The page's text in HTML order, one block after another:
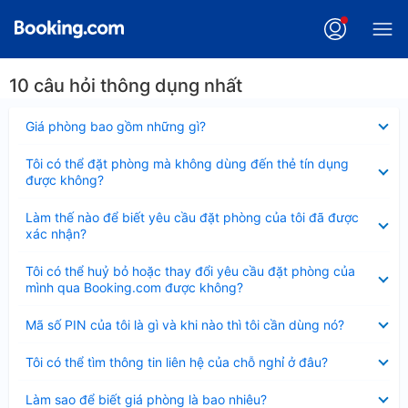
10 câu hỏi thông dụng nhất
Giá phòng bao gồm những gì?
thu
Tôi có thể đặt phòng mà không dùng đến thẻ tín dụng
được không?
thu
gọn
Làm thế nào để biết yêu cầu đặt phòng của tôi đã được
xác nhận?
thu
gọn
Tôi có thể huỷ bỏ hoặc thay đổi yêu cầu đặt phòng của
mình qua Booking.com được không?
thu
gọn
Mã số PIN của tôi là gì và khi nào thì tôi cần dùng nó?
thu
Tôi có thể tìm thông tin liên hệ của chỗ nghỉ ở đâu?
thu
Làm sao để biết giá phòng là bao nhiêu?
thu